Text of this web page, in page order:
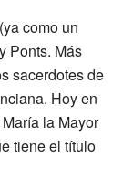
como un
Ponts. Más
sacerdotes de
Hoy en
la Mayor
tiene el título